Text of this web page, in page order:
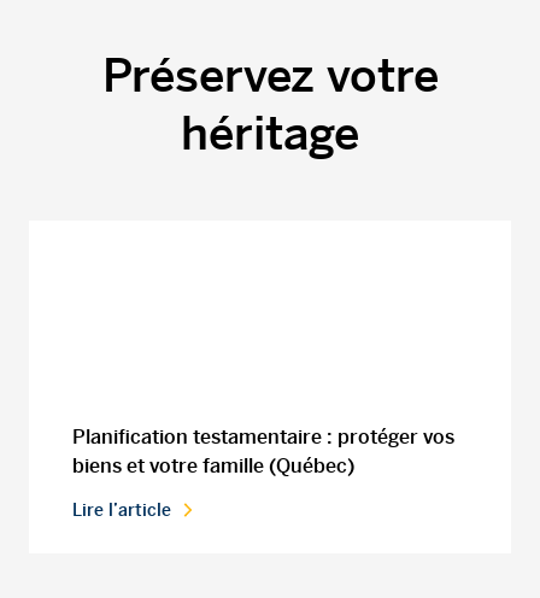
Préservez votre
héritage
Planification testamentaire : protéger vos
biens et votre famille (Québec)
Lire l’article